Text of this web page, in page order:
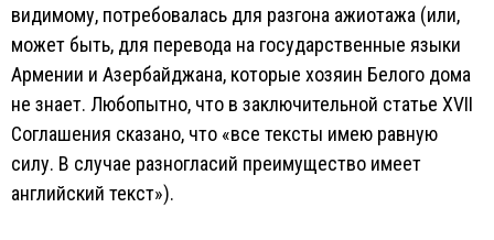
видимому, потребовалась для разгона ажиотажа (или,
может быть, для перевода на государственные языки
Армении и Азербайджана, которые хозяин Белого дома
не знает. Любопытно, что в заключительной статье XVII
Соглашения сказано, что «все тексты имею равную
силу. В случае разногласий преимущество имеет
английский текст»).